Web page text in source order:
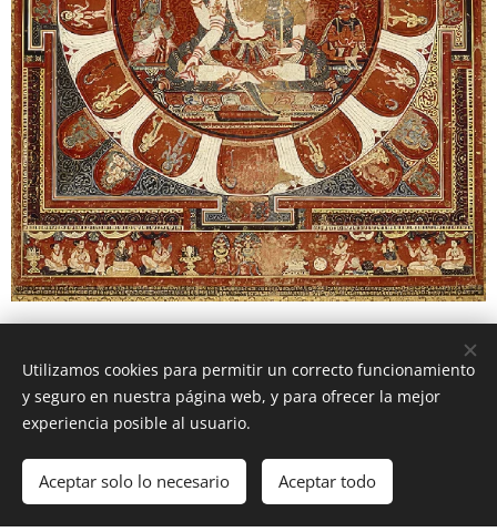
Derecha:
Paubhā de Viṣṇu
maņdala, 1420 d.C., Nepal
Diferencia entre la pintura paubhā nepalí y la pintura de la
thangka tibetana
Utilizamos cookies para permitir un correcto funcionamiento
y seguro en nuestra página web, y para ofrecer la mejor
experiencia posible al usuario.
Aceptar solo lo necesario Aceptar todo